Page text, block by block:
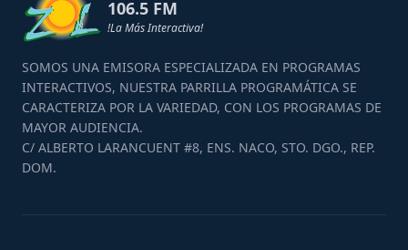
106.5 FM
!La Más Interactiva!
SOMOS UNA EMISORA ESPECIALIZADA EN PROGRAMAS
INTERACTIVOS, NUESTRA PARRILLA PROGRAMÁTICA SE
CARACTERIZA POR LA VARIEDAD, CON LOS PROGRAMAS DE
MAYOR AUDIENCIA.
C/ ALBERTO LARANCUENT #8, ENS. NACO, STO. DGO., REP.
DOM.